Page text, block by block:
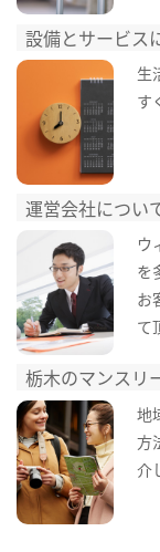
設備とサービス
生
す
運営会社につい
ウ
を
お
て
栃木のマンスリ
地
方
介